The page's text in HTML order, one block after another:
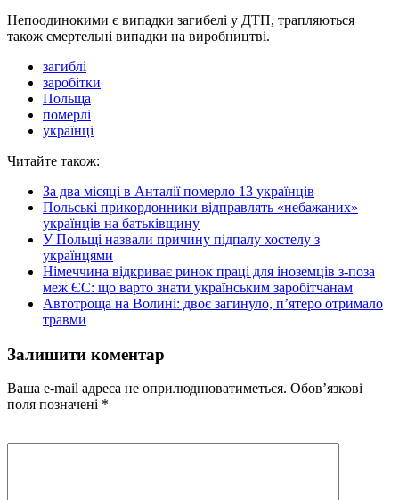
Непоодинокими є випадки загибелі у ДТП, трапляються
також смертельні випадки на виробництві.
загиблі
заробітки
Польща
померлі
українці
Читайте також:
За два місяці в Анталії померло 13 українців
Польські прикордонники відправлять «небажаних»
українців на батьківщину
У Польщі назвали причину підпалу хостелу з
українцями
Німеччина відкриває ринок праці для іноземців з-поза
меж ЄС: що варто знати українським заробітчанам
Автотроща на Волині: двоє загинуло, п’ятеро отримало
травми
Залишити коментар
Ваша e-mail адреса не оприлюднюватиметься. Обов’язкові
поля позначені *